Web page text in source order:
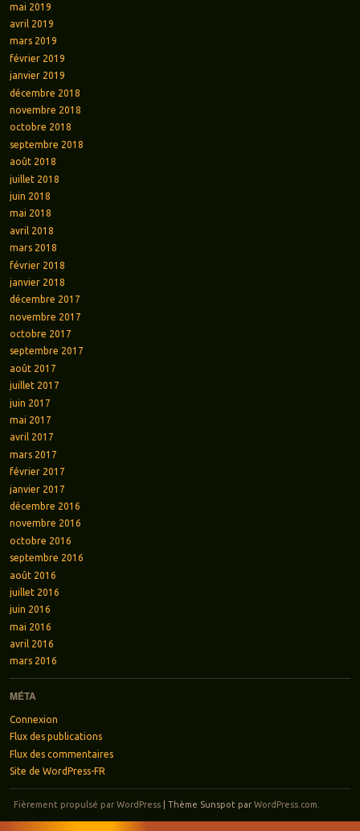
mai 2019
avril 2019
mars 2019
février 2019
janvier 2019
décembre 2018
novembre 2018
octobre 2018
septembre 2018
août 2018
juillet 2018
juin 2018
mai 2018
avril 2018
mars 2018
février 2018
janvier 2018
décembre 2017
novembre 2017
octobre 2017
septembre 2017
août 2017
juillet 2017
juin 2017
mai 2017
avril 2017
mars 2017
février 2017
janvier 2017
décembre 2016
novembre 2016
octobre 2016
septembre 2016
août 2016
juillet 2016
juin 2016
mai 2016
avril 2016
mars 2016
MÉTA
Connexion
Flux des publications
Flux des commentaires
Site de WordPress-FR
Fièrement propulsé par WordPress |Thème Sunspot parWordPress.com